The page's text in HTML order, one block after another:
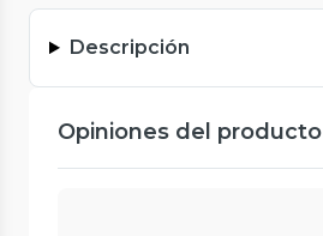
Descripción
Opiniones del producto